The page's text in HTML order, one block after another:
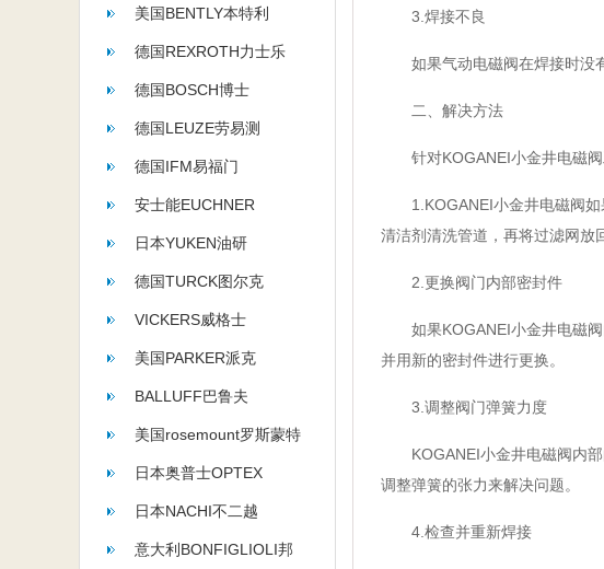
美国BENTLY本特利
德国REXROTH力士乐
德国BOSCH博士
德国LEUZE劳易测
德国IFM易福门
安士能EUCHNER
日本YUKEN油研
德国TURCK图尔克
VICKERS威格士
美国PARKER派克
BALLUFF巴鲁夫
美国rosemount罗斯蒙特
日本奥普士OPTEX
日本NACHI不二越
意大利BONFIGLIOLI邦
3.焊接不良
如果气动电磁阀在焊接时没有
二、解决方法
针对KOGANEI小金井电磁阀
1.KOGANEI小金井电磁阀如
清洁剂清洗管道，再将过滤网放
2.更换阀门内部密封件
如果KOGANEI小金井电磁阀
并用新的密封件进行更换。
3.调整阀门弹簧力度
KOGANEI小金井电磁阀内部
调整弹簧的张力来解决问题。
4.检查并重新焊接